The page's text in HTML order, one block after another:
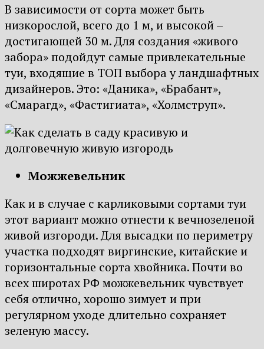
В зависимости от сорта может быть
низкорослой, всего до 1 м, и высокой –
достигающей 30 м. Для создания «живого
забора» подойдут самые привлекательные
туи, входящие в ТОП выбора у ландшафтных
дизайнеров. Это: «Даника», «Брабант»,
«Смарагд», «Фастигиата», «Холмструп».
Можжевельник
Как и в случае с карликовыми сортами туи
этот вариант можно отнести к вечнозеленой
живой изгороди. Для высадки по периметру
участка подходят виргинские, китайские и
горизонтальные сорта хвойника. Почти во
всех широтах РФ можжевельник чувствует
себя отлично, хорошо зимует и при
регулярном уходе длительно сохраняет
зеленую массу.